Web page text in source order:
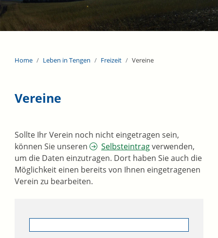
Home Leben in Tengen Freizeit Vereine
Vereine
Sollte Ihr Verein noch nicht eingetragen sein,
können Sie unseren
Selbsteintragverwenden,
um die Daten einzutragen. Dort haben Sie auch die
Möglichkeit einen bereits von Ihnen eingetragenen
Verein zu bearbeiten.